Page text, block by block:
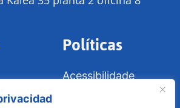
Políticas
Acessibilidade